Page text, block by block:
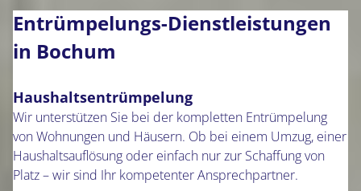
Entrümpelungs-Dienstleistungen
in Bochum
Haushaltsentrümpelung
Wir unterstützen Sie bei der kompletten Entrümpelung
von Wohnungen und Häusern. Ob bei einem Umzug, einer
Haushaltsauflösung oder einfach nur zur Schaffung von
Platz – wir sind Ihr kompetenter Ansprechpartner.